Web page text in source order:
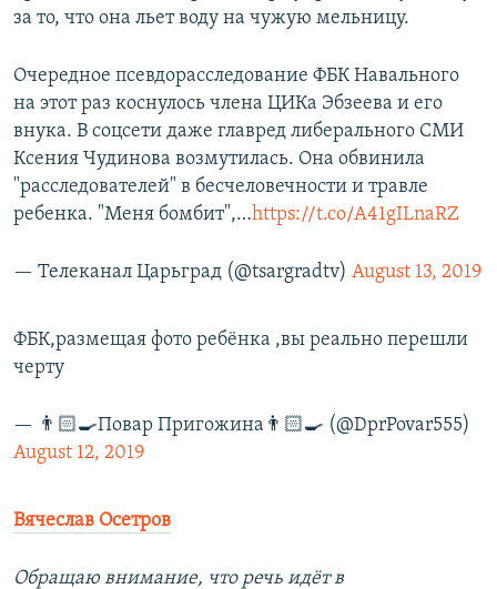
за то, что она льет воду на чужую мельницу.
Очередное псевдорасследование ФБК Навального
на этот раз коснулось члена ЦИКа Эбзеева и его
внука. В соцсети даже главред либерального СМИ
Ксения Чудинова возмутилась. Она обвинила
"расследователей" в бесчеловечности и травле
ребенка. "Меня бомбит",…https://t.co/A41gILnaRZ
— Телеканал Царьград (@tsargradtv) August 13, 2019
ФБК,размещая фото ребёнка ,вы реально перешли
черту
— 👨🏻‍🍳Повар Пригожина👨🏻‍🍳 (@DprPovar555)
August 12, 2019
Вячеслав Осетров
Обращаю внимание, что речь идёт в